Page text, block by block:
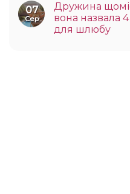
07
Сер
Дружина
вона назвала
для шлюбу